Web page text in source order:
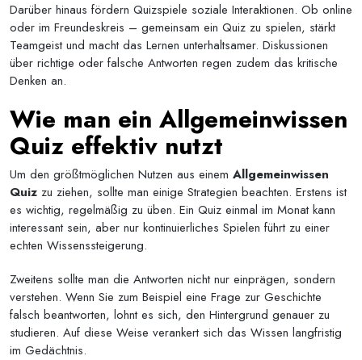
Darüber hinaus fördern Quizspiele soziale Interaktionen. Ob online
oder im Freundeskreis – gemeinsam ein Quiz zu spielen, stärkt
Teamgeist und macht das Lernen unterhaltsamer. Diskussionen
über richtige oder falsche Antworten regen zudem das kritische
Denken an.
Wie man ein Allgemeinwissen
Quiz effektiv nutzt
Um den größtmöglichen Nutzen aus einem Allgemeinwissen
Quiz zu ziehen, sollte man einige Strategien beachten. Erstens ist
es wichtig, regelmäßig zu üben. Ein Quiz einmal im Monat kann
interessant sein, aber nur kontinuierliches Spielen führt zu einer
echten Wissenssteigerung.
Zweitens sollte man die Antworten nicht nur einprägen, sondern
verstehen. Wenn Sie zum Beispiel eine Frage zur Geschichte
falsch beantworten, lohnt es sich, den Hintergrund genauer zu
studieren. Auf diese Weise verankert sich das Wissen langfristig
im Gedächtnis.